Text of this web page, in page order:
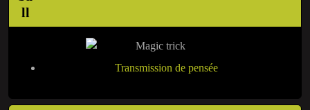
Transmission de pensée